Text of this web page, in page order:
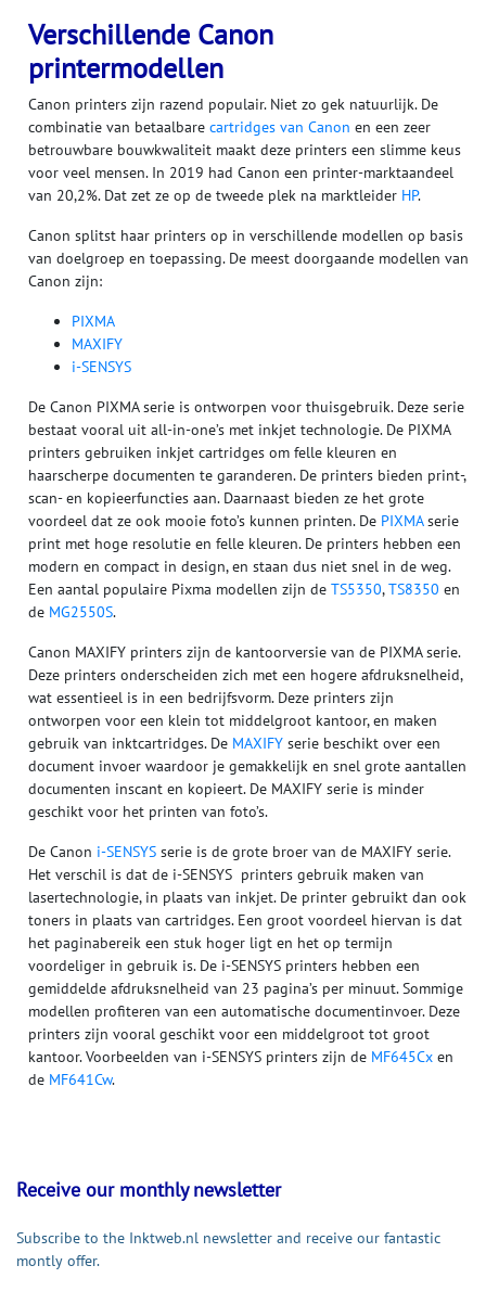
Verschillende Canon
printermodellen
Canon printers zijn razend populair. Niet zo gek natuurlijk. De
combinatie van betaalbare cartridges van Canon en een zeer
betrouwbare bouwkwaliteit maakt deze printers een slimme keus
voor veel mensen. In 2019 had Canon een printer-marktaandeel
van 20,2%. Dat zet ze op de tweede plek na marktleider HP.
Canon splitst haar printers op in verschillende modellen op basis
van doelgroep en toepassing. De meest doorgaande modellen van
Canon zijn:
PIXMA
MAXIFY
i-SENSYS
De Canon PIXMA serie is ontworpen voor thuisgebruik. Deze serie
bestaat vooral uit all-in-one’s met inkjet technologie. De PIXMA
printers gebruiken inkjet cartridges om felle kleuren en
haarscherpe documenten te garanderen. De printers bieden print-,
scan- en kopieerfuncties aan. Daarnaast bieden ze het grote
voordeel dat ze ook mooie foto’s kunnen printen. De PIXMAserie
print met hoge resolutie en felle kleuren. De printers hebben een
modern en compact in design, en staan dus niet snel in de weg.
Een aantal populaire Pixma modellen zijn de TS5350,TS8350 en
de MG2550S.
Canon MAXIFY printers zijn de kantoorversie van de PIXMA serie.
Deze printers onderscheiden zich met een hogere afdruksnelheid,
wat essentieel is in een bedrijfsvorm. Deze printers zijn
ontworpen voor een klein tot middelgroot kantoor, en maken
gebruik van inktcartridges. De MAXIFY serie beschikt over een
document invoer waardoor je gemakkelijk en snel grote aantallen
documenten inscant en kopieert. De MAXIFY serie is minder
geschikt voor het printen van foto’s.
De Canon i-SENSYS serie is de grote broer van de MAXIFY serie.
Het verschil is dat de i-SENSYS printers gebruik maken van
lasertechnologie, in plaats van inkjet. De printer gebruikt dan ook
toners in plaats van cartridges. Een groot voordeel hiervan is dat
het paginabereik een stuk hoger ligt en het op termijn
voordeliger in gebruik is. De i-SENSYS printers hebben een
gemiddelde afdruksnelheid van 23 pagina’s per minuut. Sommige
modellen profiteren van een automatische documentinvoer. Deze
printers zijn vooral geschikt voor een middelgroot tot groot
kantoor. Voorbeelden van i-SENSYS printers zijn de MF645Cx en
de MF641Cw.
Receive our monthly newsletter
Subscribe to the Inktweb.nl newsletter and receive our fantastic
montly offer.